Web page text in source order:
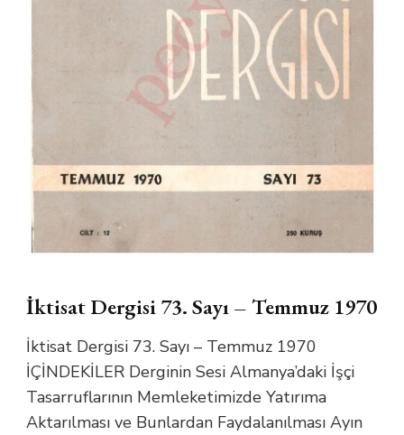
İktisat Dergisi 73. Sayı – Temmuz 1970
İktisat Dergisi 73. Sayı – Temmuz 1970
İÇİNDEKİLER Derginin Sesi Almanya’daki İşçi
Tasarruflarının Memleketimizde Yatırıma
Aktarılması ve Bunlardan Faydalanılması Ayın